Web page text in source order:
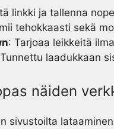
linkki ja tallenna
tehokkaasti sekä
: Tarjoaa leikkeitä
laadukkaan
näiden
sivustoilta